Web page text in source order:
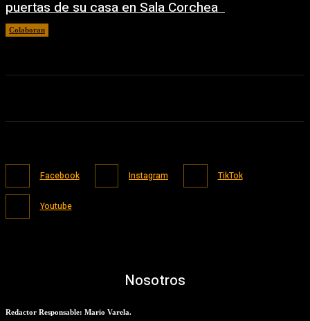
puertas de su casa en Sala Corchea
Colaboran
Facebook Instagram TikTok
Youtube
Nosotros
Redactor Responsable: Mario Varela.